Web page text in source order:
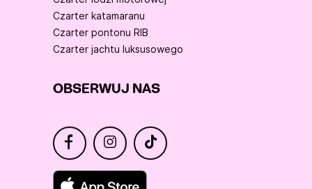
Czarter katamaranu
Czarter pontonu RIB
Czarter jachtu luksusowego
OBSERWUJ NAS